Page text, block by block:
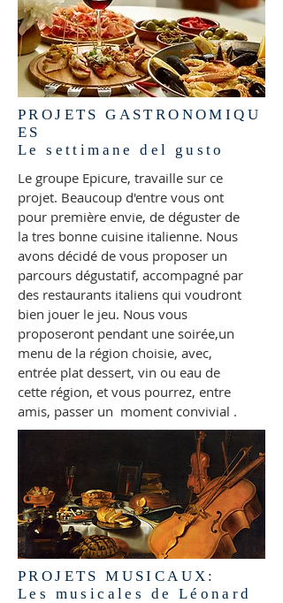
PROJETS GASTRONOMIQU
ES
Le settimane del gusto
Le groupe Epicure, travaille sur ce
projet. Beaucoup d'entre vous ont
pour première envie, de déguster de
la tres bonne cuisine italienne. Nous
avons décidé de vous proposer un
parcours dégustatif, accompagné par
des restaurants italiens qui voudront
bien jouer le jeu. Nous vous
proposeront pendant une soirée,un
menu de la région choisie, avec,
entrée plat dessert, vin ou eau de
cette région, et vous pourrez, entre
amis, passer un moment convivial .
PROJETS MUSICAUX:
Les musicales de Léonard